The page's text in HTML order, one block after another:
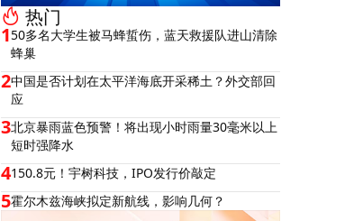
热门
150多名大学生被马蜂蜇伤，蓝天救援队进山清除
蜂巢
2中国是否计划在太平洋海底开采稀土？外交部回
应
3北京暴雨蓝色预警！将出现小时雨量30毫米以上
短时强降水
4150.8元！宇树科技，IPO发行价敲定
5霍尔木兹海峡拟定新航线，影响几何？